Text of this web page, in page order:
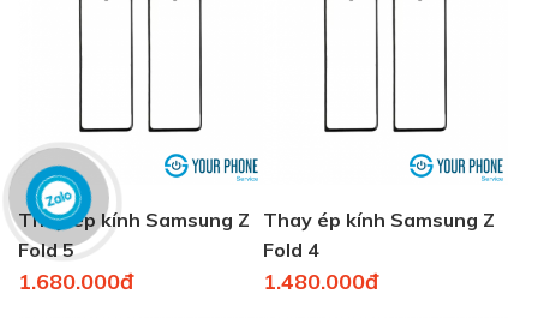
Thay ép kính Samsung Z
Fold 5
1.680.000đ
Thay ép kính Samsung Z
Fold 4
1.480.000đ